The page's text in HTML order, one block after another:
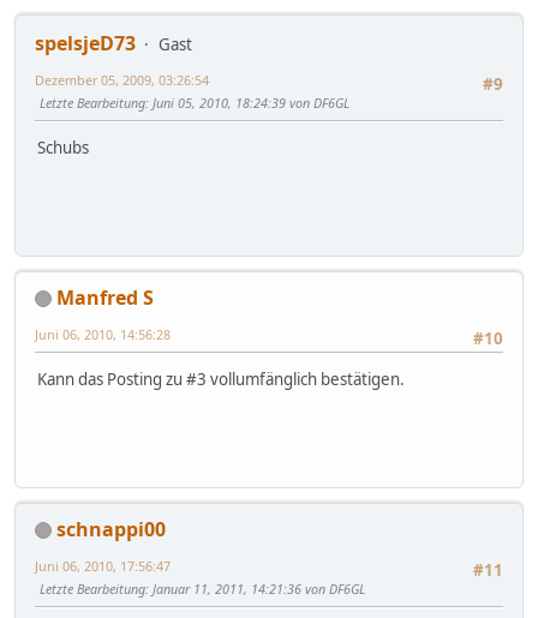
spelsjeD73
Gast
#9
Dezember 05, 2009, 03:26:54
Letzte Bearbeitung: Juni 05, 2010, 18:24:39 von DF6GL
Schubs
Manfred S
#10
Juni 06, 2010, 14:56:28
Kann das Posting zu #3 vollumfänglich bestätigen.
schnappi00
#11
Juni 06, 2010, 17:56:47
Letzte Bearbeitung: Januar 11, 2011, 14:21:36 von DF6GL